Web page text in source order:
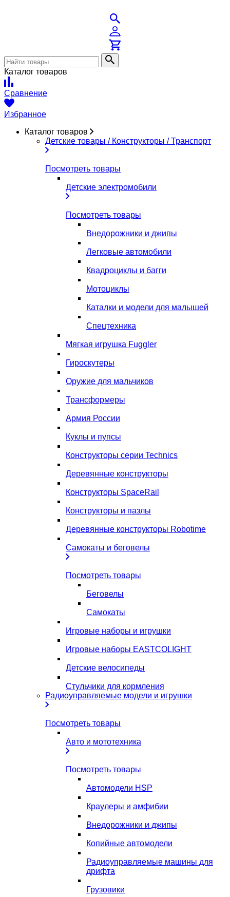
Каталог товаров
Сравнение
Избранное
Каталог товаров
Детские товары / Конструкторы / Транспорт
Посмотреть товары
Детские электромобили
Посмотреть товары
Внедорожники и джипы
Легковые автомобили
Квадроциклы и багги
Мотоциклы
Каталки и модели для малышей
Спецтехника
Мягкая игрушка Fuggler
Гироскутеры
Оружие для мальчиков
Трансформеры
Армия России
Куклы и пупсы
Конструкторы серии Technics
Деревянные конструкторы
Конструкторы SpaceRail
Конструкторы и пазлы
Деревянные конструкторы Robotime
Самокаты и беговелы
Посмотреть товары
Беговелы
Самокаты
Игровые наборы и игрушки
Игровые наборы EASTCOLIGHT
Детские велосипеды
Стульчики для кормления
Радиоуправляемые модели и игрушки
Посмотреть товары
Авто и мототехника
Посмотреть товары
Автомодели HSP
Краулеры и амфибии
Внедорожники и джипы
Копийные автомодели
Радиоуправляемые машины для
дрифта
Грузовики